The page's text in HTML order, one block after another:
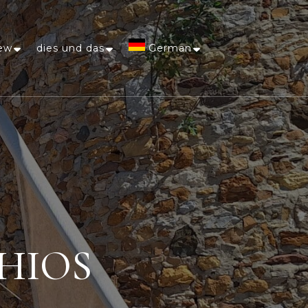
dies und das German
Afrikaans
Arabic
Chinese
(Simplified)
Dutch
English